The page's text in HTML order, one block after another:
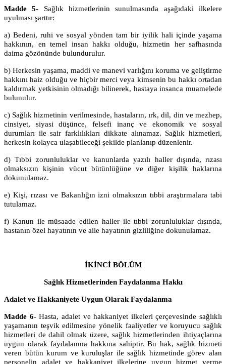
Madde 5- Sağlık hizmetlerinin sunulmasında aşağıdaki ilkelere
uyulması şarttır:
a) Bedeni, ruhi ve sosyal yönden tam bir iyilik hali içinde yaşama
hakkının, en temel insan hakkı olduğu, hizmetin her safhasında
daima gözönünde bulundurulur.
b) Herkesin yaşama, maddi ve manevi varlığını koruma ve geliştirme
hakkını haiz olduğu ve hiçbir merci veya kimsenin bu hakkı ortadan
kaldırmak yetkisinin olmadığı bilinerek, hastaya insanca muamelede
bulunulur.
c) Sağlık hizmetinin verilmesinde, hastaların, ırk, dil, din ve mezhep,
cinsiyet, siyasi düşünce, felsefi inanç ve ekonomik ve sosyal
durumları ile sair farklılıkları dikkate alınamaz. Sağlık hizmetleri,
herkesin kolayca ulaşabileceği şekilde planlanıp düzenlenir.
d) Tıbbi zorunluluklar ve kanunlarda yazılı haller dışında, rızası
olmaksızın kişinin vücut bütünlüğüne ve diğer kişilik haklarına
dokunulamaz.
e) Kişi, rızası ve Bakanlığın izni olmaksızın tıbbi araştırmalara tabi
tutulamaz.
f) Kanun ile müsaade edilen haller ile tıbbi zorunluluklar dışında,
hastanın özel hayatının ve aile hayatının gizliliğine dokunulamaz.
İKİNCİ BÖLÜM
Sağlık Hizmetlerinden Faydalanma Hakkı
Adalet ve Hakkaniyete Uygun Olarak Faydalanma
Madde 6-Hasta, adalet ve hakkaniyet ilkeleri çerçevesinde sağlıklı
yaşamanın teşvik edilmesine yönelik faaliyetler ve koruyucu sağlık
hizmetleri de dahil olmak üzere, sağlık hizmetlerinden ihtiyaçlarına
uygun olarak faydalanma hakkına sahiptir. Bu hak, sağlık hizmeti
veren bütün kurum ve kuruluşlar ile sağlık hizmetinde görev alan
personelin adalet ve hakkaniyet ilkelerine uygun hizmet verme